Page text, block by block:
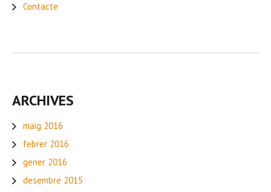
Contacte
ARCHIVES
maig 2016
febrer 2016
gener 2016
desembre 2015